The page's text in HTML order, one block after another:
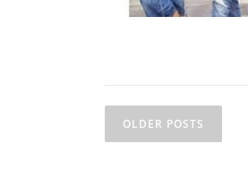
OLDER POSTS